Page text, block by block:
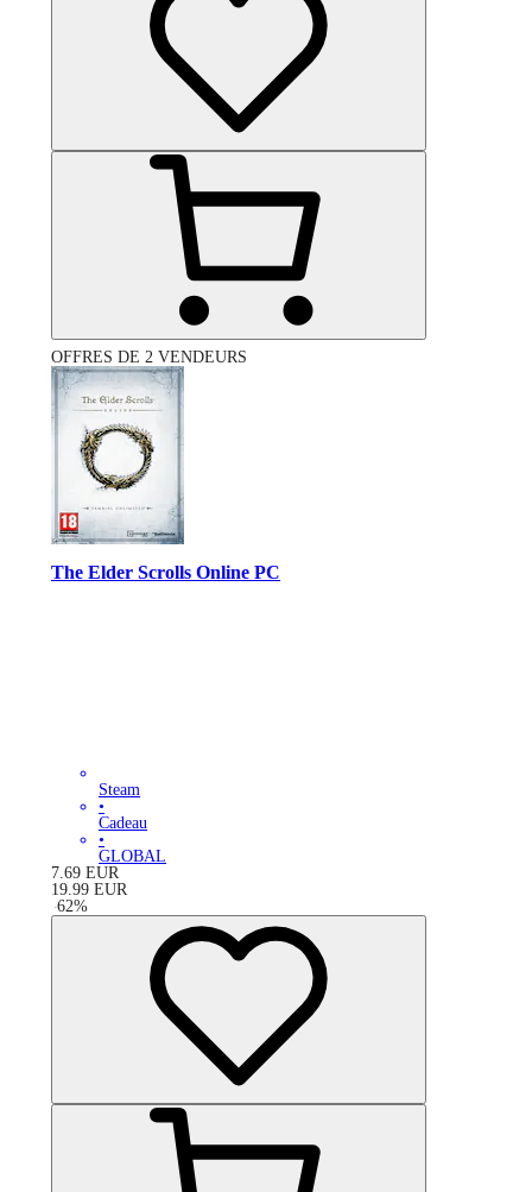
OFFRES DE 2 VENDEURS
The Elder Scrolls Online PC
Steam
•
Cadeau
•
GLOBAL
7.69 EUR
19.99 EUR
-62%